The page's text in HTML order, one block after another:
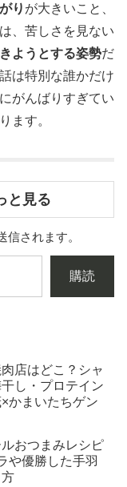
り が大きいこと、
、苦しさを見ない
ようとする姿勢だ
は特別な誰かだけ
がんばりすぎてい
ます。
と見る
されます。
購読
店はどこ？シャ
し・プロテイン
かまいたちゲン
おつまみレシピ
や優勝した手羽